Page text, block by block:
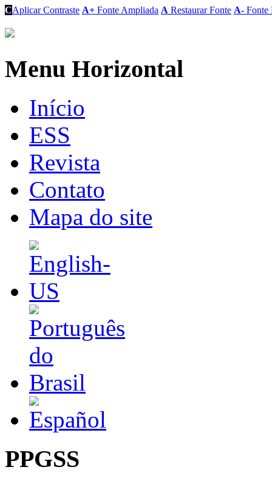
CAplicar Contraste A+ Fonte Ampliada A Restaurar Fonte A- Fonte
Menu Horizontal
Início
ESS
Revista
Contato
Mapa do site
PPGSS